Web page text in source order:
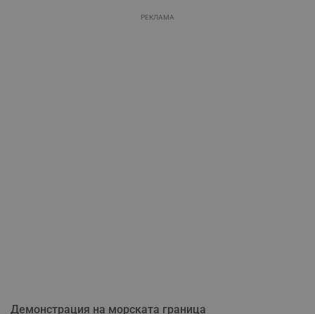
РЕКЛАМА
Демонстрация на морската граница